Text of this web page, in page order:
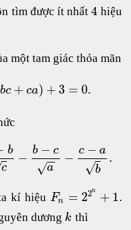
tìm được ít nhất 4 hiệu
một tam giác thỏa mãn
bc + ca) + 3 = 0.
b
c
− b − c
a
−
−
√
− c − a
b
√
.
kí hiệu Fn = 22n + 1.
dương k thì